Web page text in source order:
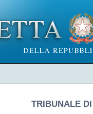
TRIBUNALE